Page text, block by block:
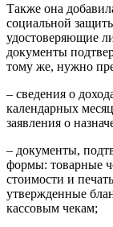
Также она
социальной
удостоверяющие
документы
тому же, нужно
– сведения о
календарных
заявления о
– документы,
формы: товарные
стоимости и
утвержденные
кассовым чекам;